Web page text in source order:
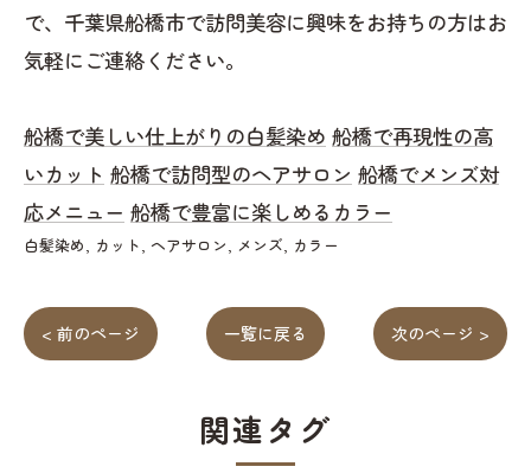
で、千葉県船橋市で訪問美容に興味をお持ちの方はお
気軽にご連絡ください。
船橋で美しい仕上がりの白髪染め 船橋で再現性の高
いカット 船橋で訪問型のヘアサロン 船橋でメンズ対
応メニュー 船橋で豊富に楽しめるカラー
白髪染め カット ヘアサロン メンズ カラー
< 前のページ 一覧に戻る 次のページ >
関連タグ